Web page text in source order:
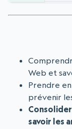
Web et
Prendre
prévenir
savoir les